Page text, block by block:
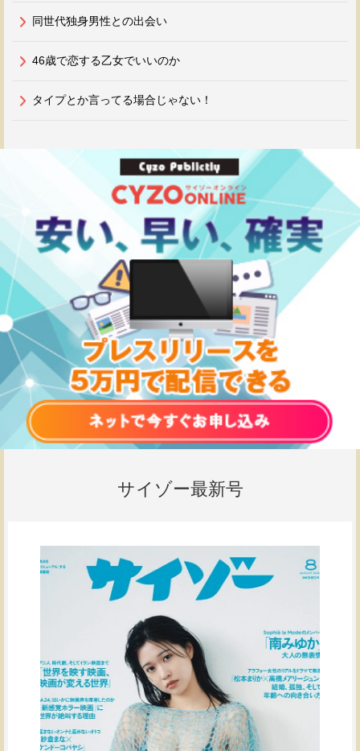
同世代独身男性との出会い
46歳で恋する乙女でいいのか
タイプとか言ってる場合じゃない！
サイゾー最新号